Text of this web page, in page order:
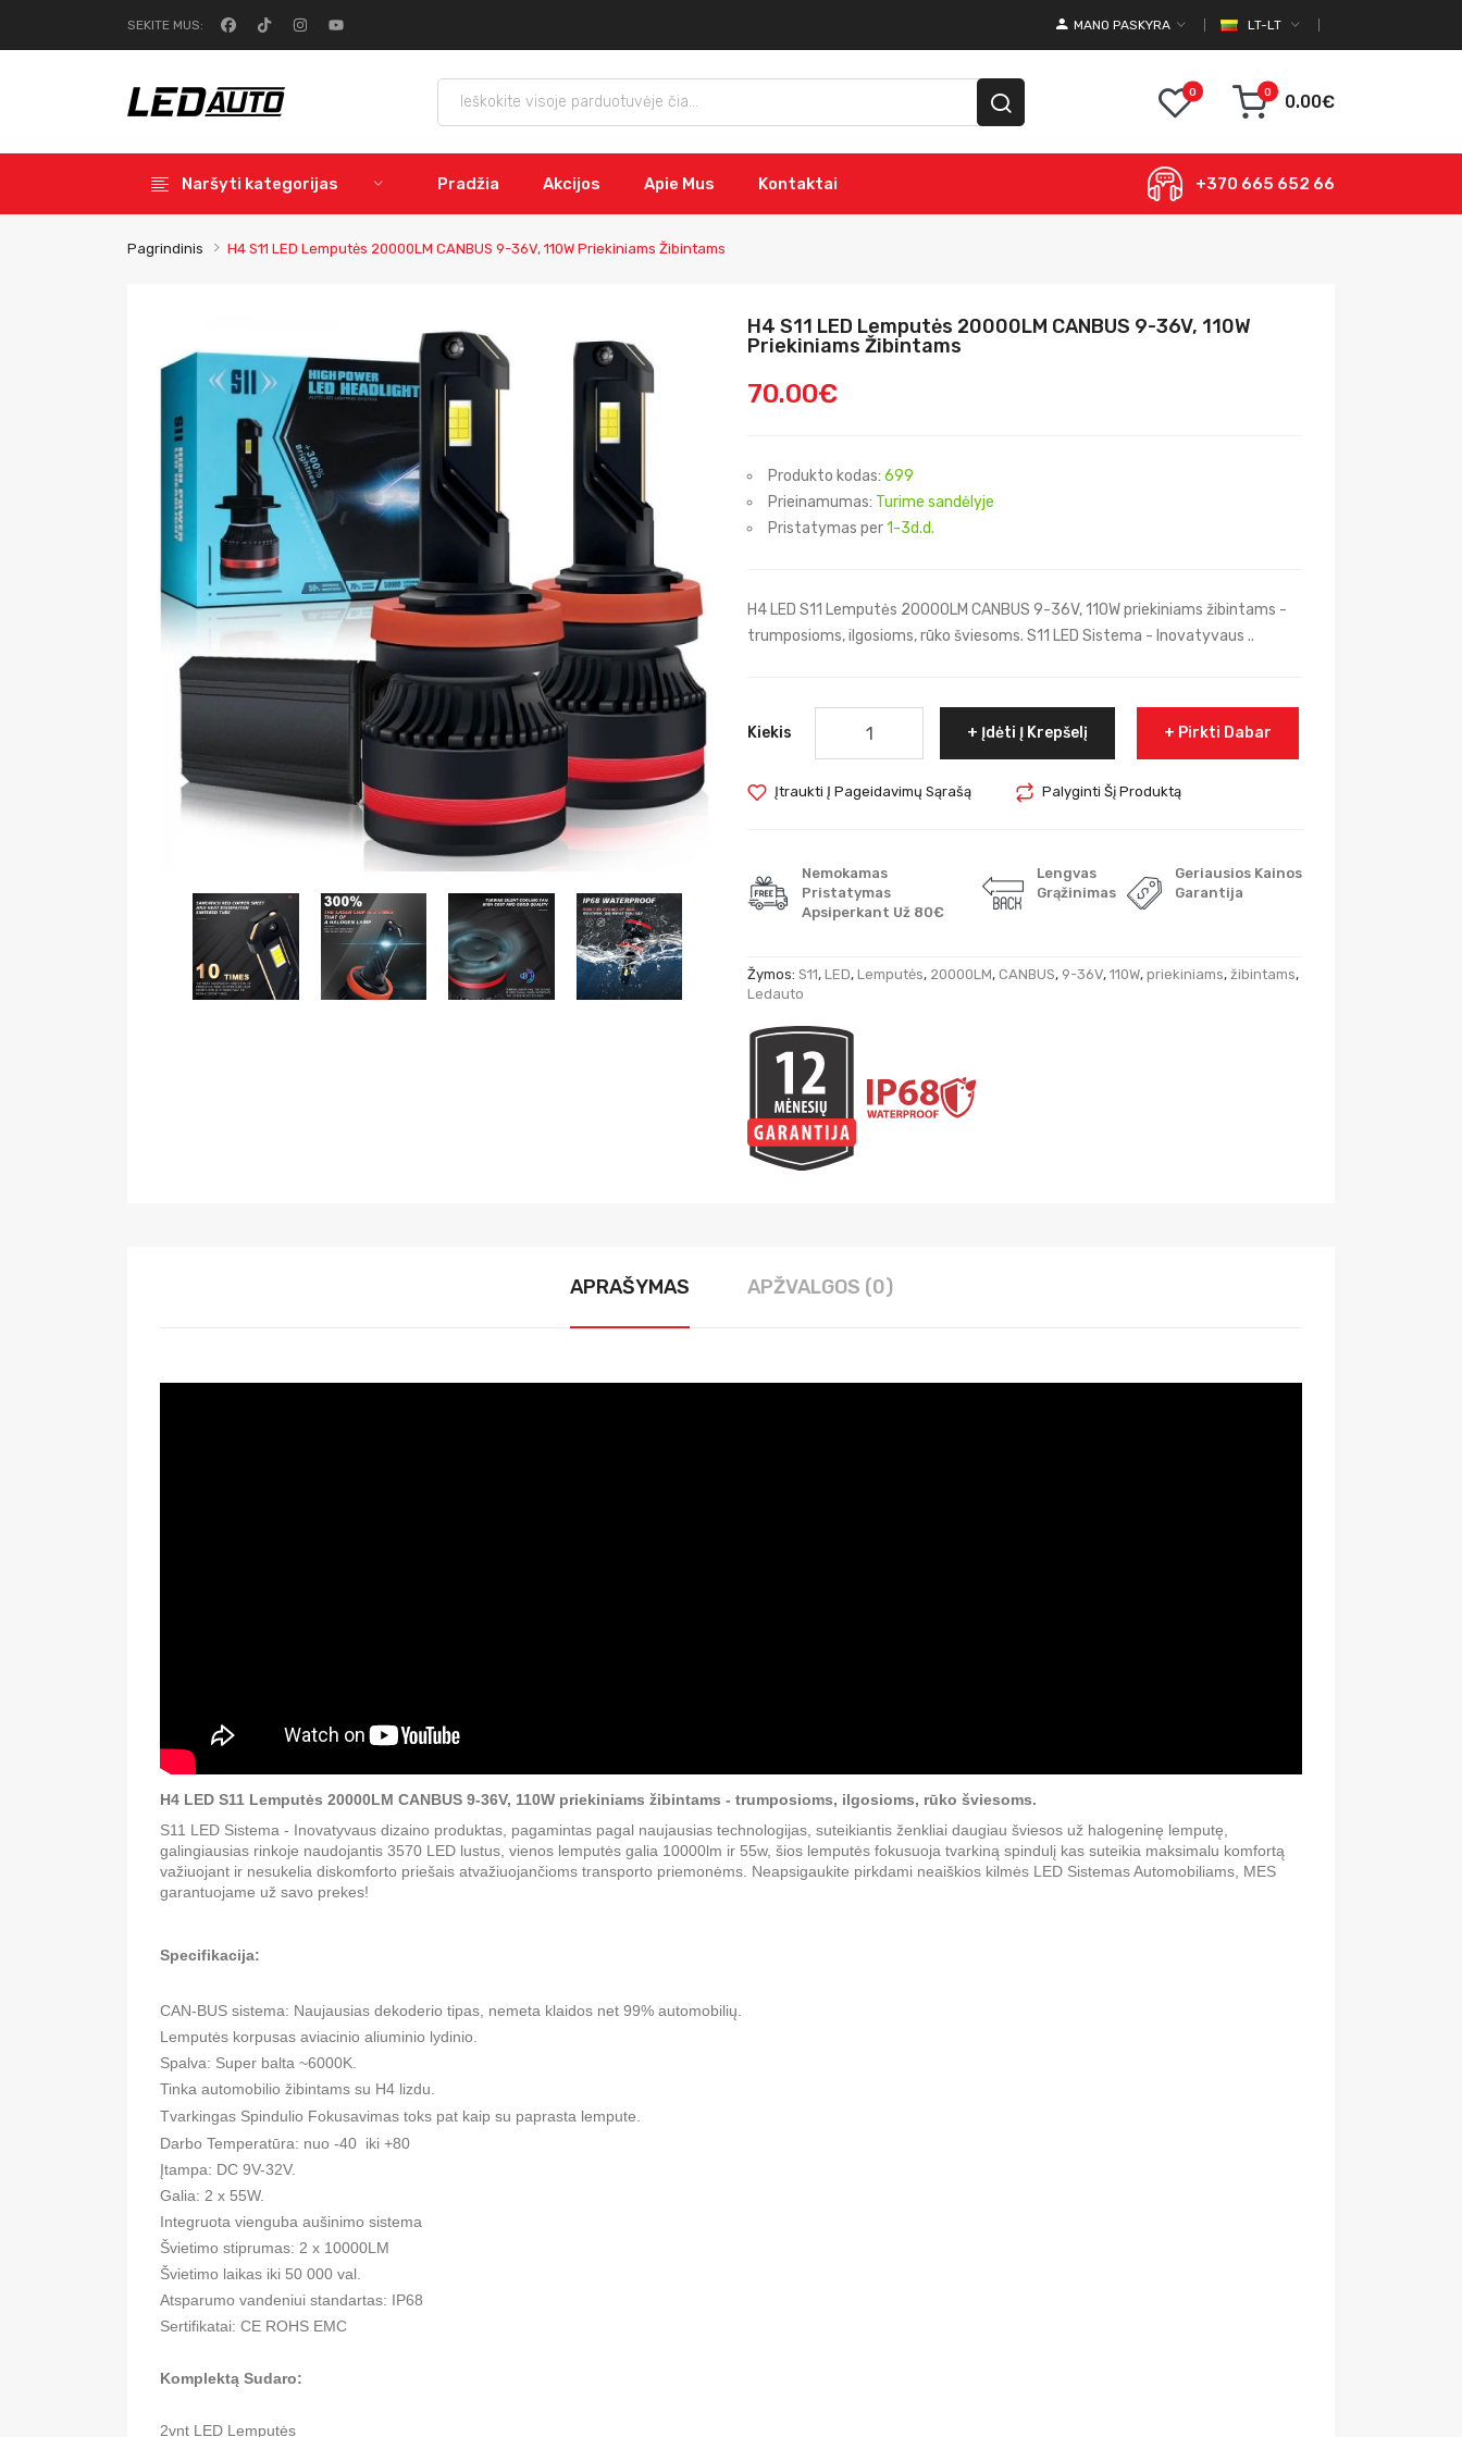
SEKITE MUS: LT-LT
MANO PASKYRA
0 0 0.00€
Naršyti kategorijas Pradžia Akcijos Apie Mus Kontaktai +370 665 652 66
Pagrindinis H4 S11 LED Lemputės 20000LM CANBUS 9-36V, 110W Priekiniams Žibintams
H4 S11 LED Lemputės 20000LM CANBUS 9-36V, 110W
Priekiniams Žibintams
70.00€
Produkto kodas: 699
Prieinamumas: Turime sandėlyje
Pristatymas per1-3d.d.
H4 LED S11 Lemputės 20000LM CANBUS 9-36V, 110W priekiniams žibintams -
trumposioms, ilgosioms, rūko šviesoms. S11 LED Sistema - Inovatyvaus ..
Kiekis Įdėti Į Krepšelį Pirkti Dabar
Įtraukti Į Pageidavimų Sąrašą Palyginti Šį Produktą
Nemokamas
Pristatymas
Apsiperkant Už 80€
Lengvas
Grąžinimas
Geriausios Kainos
Garantija
Žymos: S11, LED, Lemputės, 20000LM, CANBUS, 9-36V, 110W, priekiniams, žibintams,
Ledauto
APRAŠYMAS APŽVALGOS (0)
H4 LED S11 Lemputės 20000LM CANBUS 9-36V, 110W priekiniams žibintams - trumposioms, ilgosioms, rūko šviesoms.
S11 LED Sistema - Inovatyvaus dizaino produktas, pagamintas pagal naujausias technologijas, suteikiantis ženkliai daugiau šviesos už halogeninę lemputę,
galingiausias rinkoje naudojantis 3570 LED lustus, vienos lemputės galia 10000lm ir 55w, šios lemputės fokusuoja tvarkiną spindulį kas suteikia maksimalu komfortą
važiuojant ir nesukelia diskomforto priešais atvažiuojančioms transporto priemonėms. Neapsigaukite pirkdami neaiškios kilmės LED Sistemas Automobiliams, MES
garantuojame už savo prekes!
Specifikacija:
CAN-BUS sistema: Naujausias dekoderio tipas, nemeta klaidos net 99% automobilių.
Lemputės korpusas aviacinio aliuminio lydinio.
Spalva: Super balta ~6000K.
Tinka automobilio žibintams su H4 lizdu.
Tvarkingas Spindulio Fokusavimas toks pat kaip su paprasta lempute.
Darbo Temperatūra: nuo -40 iki +80
Įtampa: DC 9V-32V.
Galia: 2 x 55W.
Integruota vienguba aušinimo sistema
Švietimo stiprumas: 2 x 10000LM
Švietimo laikas iki 50 000 val.
Atsparumo vandeniui standartas: IP68
Sertifikatai: CE ROHS EMC
Komplektą Sudaro:
2vnt LED Lemputės